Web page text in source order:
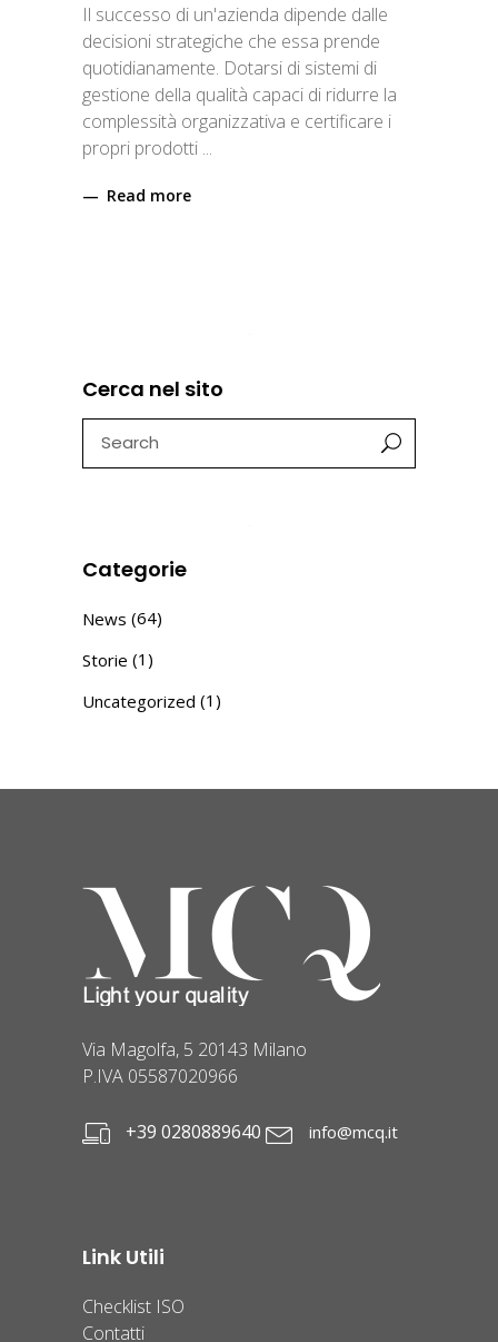
Il successo di un'azienda dipende dalle
decisioni strategiche che essa prende
quotidianamente. Dotarsi di sistemi di
gestione della qualità capaci di ridurre la
complessità organizzativa e certificare i
propri prodotti
Read more
Cerca nel sito
Categorie
News (64)
Storie (1)
Uncategorized (1)
Via Magolfa, 5 20143 Milano
P.IVA 05587020966
+39 0280889640 info@mcq.it
Link Utili
Checklist ISO
Contatti